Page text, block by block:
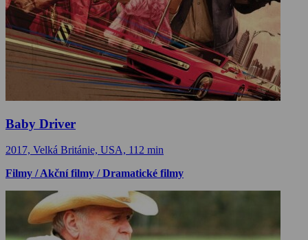
Baby Driver
2017, Velká Británie, USA, 112 min
Filmy / Akční filmy / Dramatické filmy